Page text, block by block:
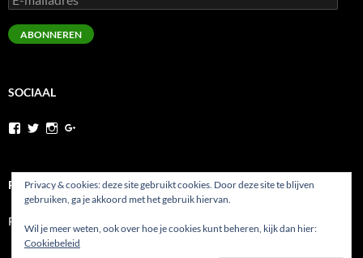
mailadres
ABONNEREN
SOCIAAL
Bekijk
runninghesy
op
Facebook
Bekijk
Hesy_
op
Twitter
Bekijk
WernerHeselmans
op
Instagram
wernerheselmans
op
Google+
PRIVACYBELEID
Privacybeleid
Privacy & cookies: deze site gebruikt cookies. Door deze site te blijven
gebruiken, ga je akkoord met het gebruik hiervan.
Wil je meer weten, ook over hoe je cookies kunt beheren, kijk dan hier:
Cookiebeleid